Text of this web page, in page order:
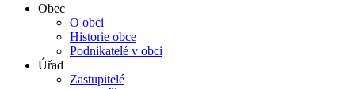
Obec
O obci
Historie obce
Podnikatelé v obci
Úřad
Zastupitelé